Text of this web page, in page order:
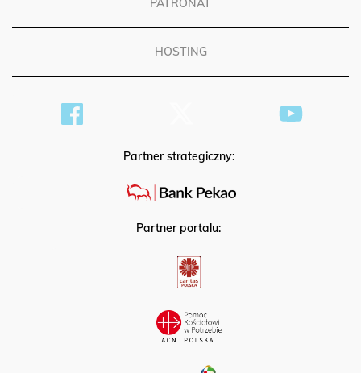
PATRONAT
HOSTING
Partner strategiczny:
Partner portalu: